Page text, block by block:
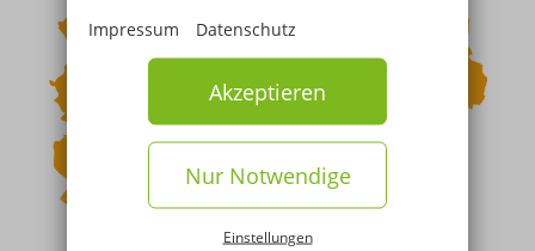
Impressum
Datenschutz
Akzeptieren
Nur Notwendige
Einstellungen